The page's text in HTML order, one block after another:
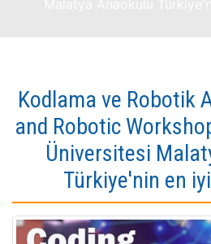
Kodlama ve Robotik
and Robotic
Üniversitesi
Türkiye'nin en